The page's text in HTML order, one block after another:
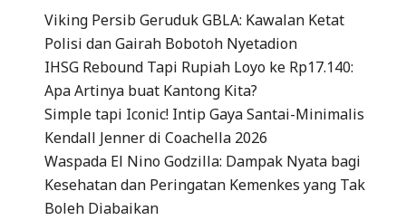
Viking Persib Geruduk GBLA: Kawalan Ketat
Polisi dan Gairah Bobotoh Nyetadion
IHSG Rebound Tapi Rupiah Loyo ke Rp17.140:
Apa Artinya buat Kantong Kita?
Simple tapi Iconic! Intip Gaya Santai-Minimalis
Kendall Jenner di Coachella 2026
Waspada El Nino Godzilla: Dampak Nyata bagi
Kesehatan dan Peringatan Kemenkes yang Tak
Boleh Diabaikan